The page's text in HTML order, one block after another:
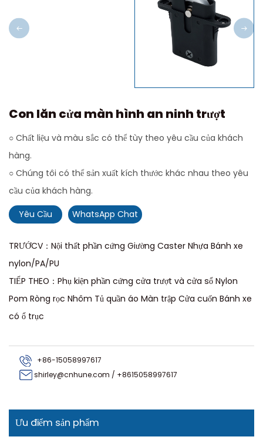
Con lăn cửa màn hình an ninh trượt
○ Chất liệu và màu sắc có thể tùy theo yêu cầu của khách
hàng.
○ Chúng tôi có thể sản xuất kích thước khác nhau theo yêu
cầu của khách hàng.
Yêu Cầu
WhatsApp Chat
TRƯỚCV：Nội thất phần cứng Giường Caster Nhựa Bánh xe
nylon/PA/PU
TIẾP THEO：Phụ kiện phần cứng cửa trượt và cửa sổ Nylon
Pom Ròng rọc Nhôm Tủ quần áo Màn trập Cửa cuốn Bánh xe
có ổ trục
+86-15058997617
shirley@cnhune.com / +8615058997617
Ưu điểm sản phẩm